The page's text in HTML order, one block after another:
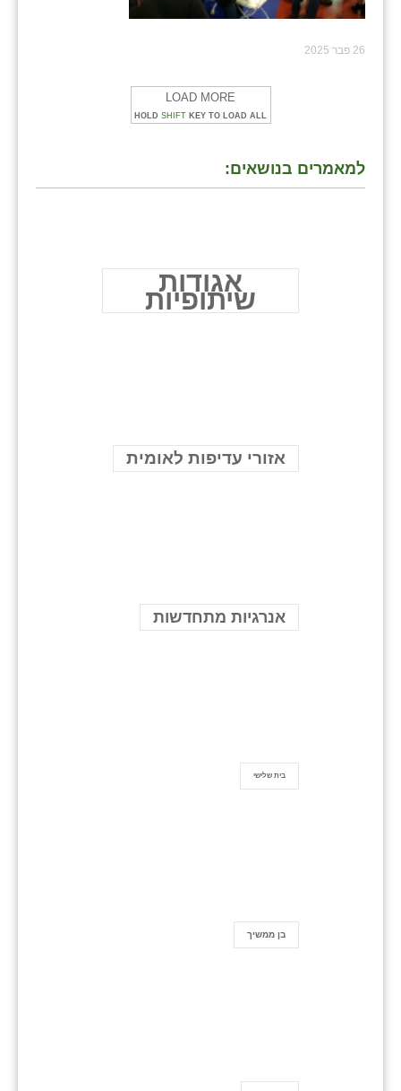
26 פבר 2025
LOAD MORE
HOLD SHIFT KEY TO LOAD ALL
למאמרים בנושאים:
אגודות
שיתופיות
אזורי עדיפות לאומית
אנרגיות מתחדשות
בית שלישי
בן ממשיך